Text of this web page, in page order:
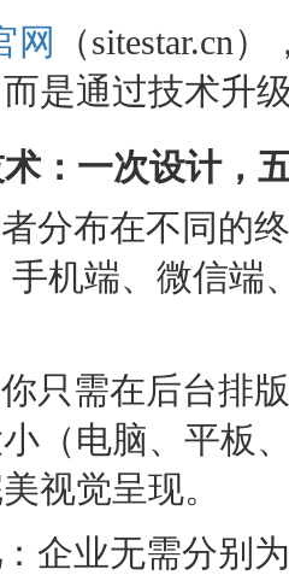
网
（sitestar.cn
是通过技术升
：一次设计，
分布在不同的
手机端、微信端
你只需在后台排
（电脑、平板
视觉呈现。
：企业无需分别